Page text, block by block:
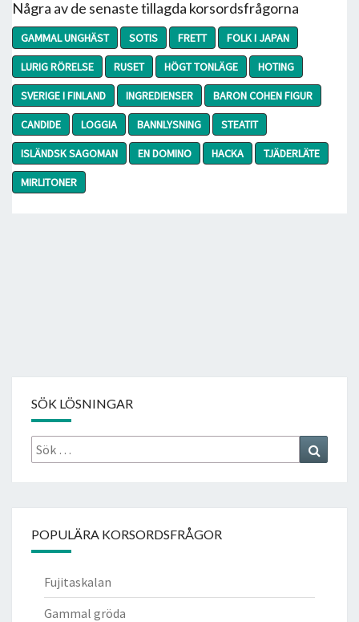
Några av de senaste tillagda korsordsfrågorna
GAMMAL UNGHÄST SOTIS FRETT
FOLK I JAPAN
LURIG RÖRELSE
RUSET HÖGT TONLÄGE
HOTING
SVERIGE I FINLAND
INGREDIENSER
BARON COHEN FIGUR
CANDIDE
LOGGIA BANNLYSNING
STEATIT
ISLÄNDSK SAGOMAN
EN DOMINO HACKA
TJÄDERLÄTE
MIRLITONER
SÖK LÖSNINGAR
Sök
efter:
POPULÄRA KORSORDSFRÅGOR
Fujitaskalan
Gammal gröda